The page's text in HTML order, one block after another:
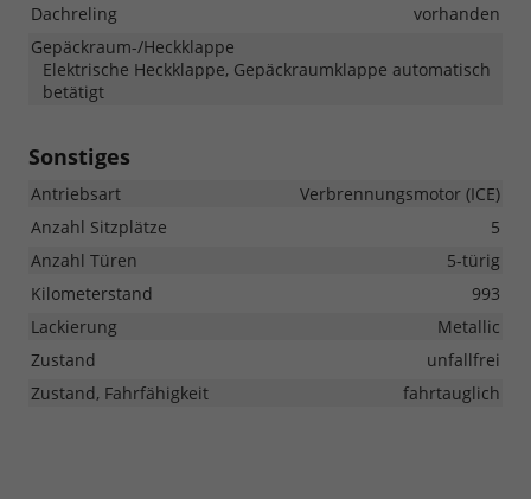
Dachreling
vorhanden
Gepäckraum-/Heckklappe
Elektrische Heckklappe, Gepäckraumklappe automatisch
betätigt
Sonstiges
Antriebsart
Verbrennungsmotor (ICE)
Anzahl Sitzplätze
5
Anzahl Türen
5-türig
Kilometerstand
993
Lackierung
Metallic
Zustand
unfallfrei
Zustand, Fahrfähigkeit
fahrtauglich